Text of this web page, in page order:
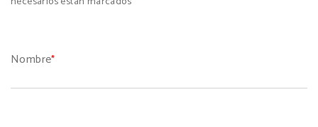
Nombre*